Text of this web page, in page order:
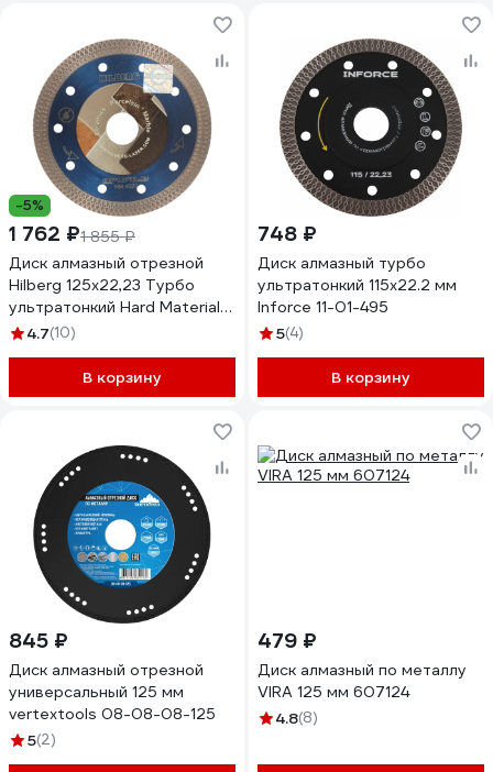
-5%
1 762 ₽1 855 ₽
Диск алмазный отрезной
Hilberg 125x22,23 Турбо
ультратонкий Hard Materials
X-type HM4020
4.7(10)
В корзину
748 ₽
Диск алмазный турбо
ультратонкий 115x22.2 мм
Inforce 11-01-495
5(4)
В корзину
845 ₽
Диск алмазный отрезной
универсальный 125 мм
vertextools 08-08-08-125
5(2)
479 ₽
Диск алмазный по металлу
VIRA 125 мм 607124
4.8(8)